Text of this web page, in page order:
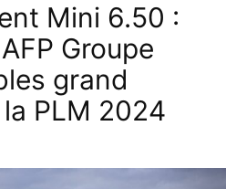
Mini 6.50 :
Groupe
grand
PLM 2024